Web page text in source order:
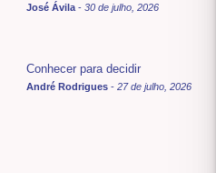
José Ávila - 30 de julho, 2026
Conhecer para decidir
André Rodrigues - 27 de julho, 2026